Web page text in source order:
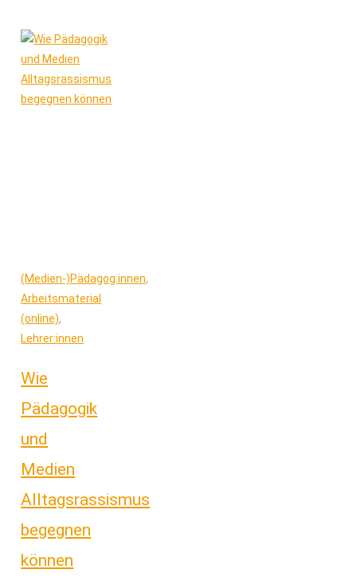
(Medien-)Pädagog:innen,
Arbeitsmaterial
(online),
Lehrer:innen
Wie
Pädagogik
und
Medien
Alltagsrassismus
begegnen
können